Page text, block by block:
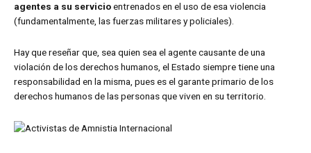
agentes a su servicioentrenados en el uso de esa violencia
(fundamentalmente, las fuerzas militares y policiales).
Hay que reseñar que, sea quien sea el agente causante de una
violación de los derechos humanos, el Estado siempre tiene una
responsabilidad en la misma, pues es el garante primario de los
derechos humanos de las personas que viven en su territorio.